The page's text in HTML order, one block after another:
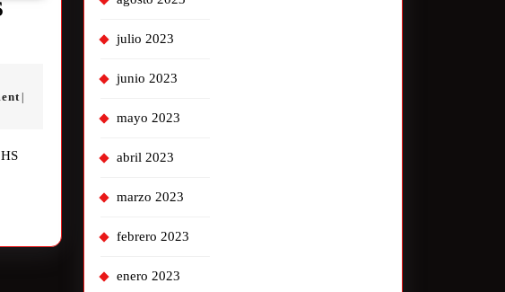
julio 2023
junio 2023
mayo 2023
abril 2023
marzo 2023
febrero 2023
enero 2023